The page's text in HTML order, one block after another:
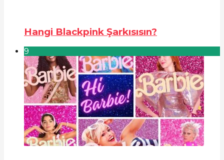
Hangi Blackpink Şarkısısın?
9